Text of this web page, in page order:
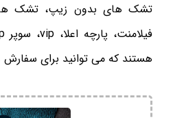
تشک های بدون زیپ، تشک
هستند که می توانید برای سفارش